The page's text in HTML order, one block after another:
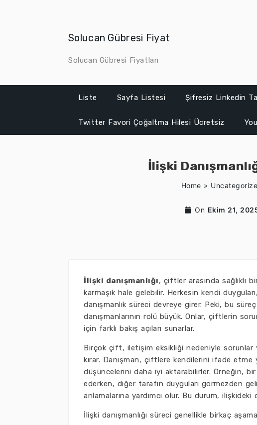
Solucan Gübresi Fiyat
Solucan Gübresi Fiyatları
Liste Sayfa Listesi Şifresiz Linkedin
Twitter Favori Çoğaltma Hilesi Ücretsiz
İlişki
Home »
On Ekim 21,
İlişki danışmanlığı, çiftler arasında sağlıklı
karmaşık hale gelebilir. Herkesin kendi
danışmanlık süreci devreye girer. Peki, bu
danışmanlarının rolü büyük. Onlar, çiftlerin
için farklı bakış açıları sunarlar.
Birçok çift, iletişim eksikliği nedeniyle sorunlar
kırar. Danışman, çiftlere kendilerini ifade etme
düşüncelerini daha iyi aktarabilirler. Örneğin,
ederken, diğer tarafın duyguları görmezden
anlamalarına yardımcı olur. Bu durum,
İlişki danışmanlığı süreci genellikle birkaç